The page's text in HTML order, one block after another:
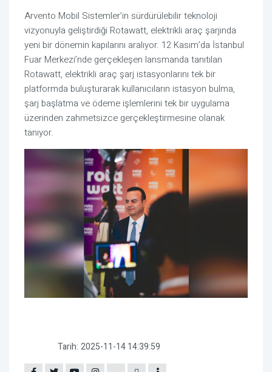
Arvento Mobil Sistemler’in sürdürülebilir teknoloji
vizyonuyla geliştirdiği Rotawatt, elektrikli araç şarjında
yeni bir dönemin kapılarını aralıyor. 12 Kasım’da İstanbul
Fuar Merkezi’nde gerçekleşen lansmanda tanıtılan
Rotawatt, elektrikli araç şarj istasyonlarını tek bir
platformda buluşturarak kullanıcıların istasyon bulma,
şarj başlatma ve ödeme işlemlerini tek bir uygulama
üzerinden zahmetsizce gerçekleştirmesine olanak
tanıyor.
Tarih: 2025-11-14 14:39:59